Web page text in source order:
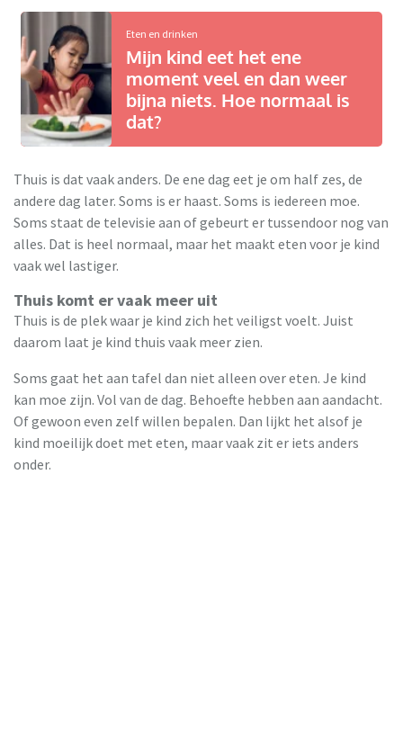
Eten en drinken
Mijn kind eet het ene
moment veel en dan weer
bijna niets. Hoe normaal is
dat?
Thuis is dat vaak anders. De ene dag eet je om half zes, de
andere dag later. Soms is er haast. Soms is iedereen moe.
Soms staat de televisie aan of gebeurt er tussendoor nog van
alles. Dat is heel normaal, maar het maakt eten voor je kind
vaak wel lastiger.
Thuis komt er vaak meer uit
Thuis is de plek waar je kind zich het veiligst voelt. Juist
daarom laat je kind thuis vaak meer zien.
Soms gaat het aan tafel dan niet alleen over eten. Je kind
kan moe zijn. Vol van de dag. Behoefte hebben aan aandacht.
Of gewoon even zelf willen bepalen. Dan lijkt het alsof je
kind moeilijk doet met eten, maar vaak zit er iets anders
onder.